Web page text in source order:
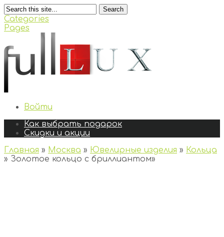
Search
Categories
Pages
Войти
Как выбрать подарок
Скидки и акции
Главная » Москва » Ювелирные изделия » Кольца
» Золотое кольцо с бриллиантом»